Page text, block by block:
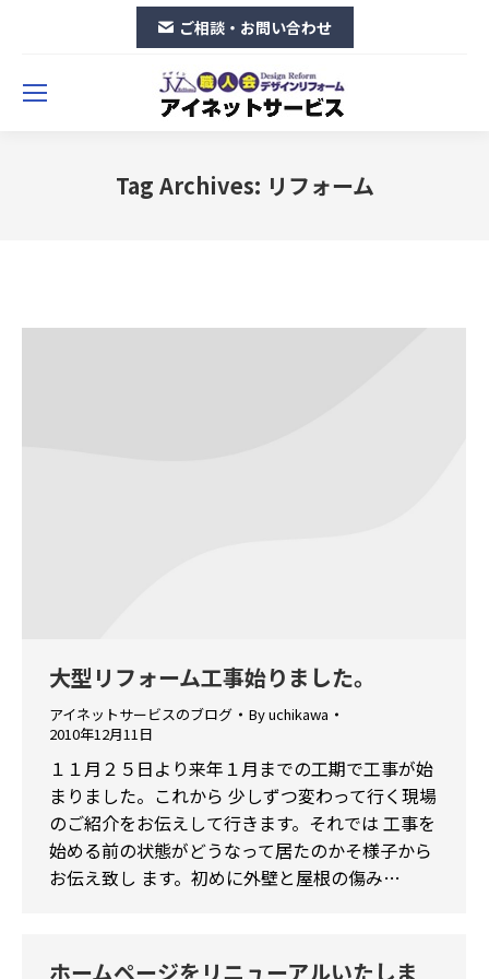
ご相談・お問い合わせ
Tag Archives: リフォーム
大型リフォーム工事始りました。
アイネットサービスのブログ Byuchikawa
2010年12月11日
１１月２５日より来年１月までの工期で工事が始
まりました。これから 少しずつ変わって行く現場
のご紹介をお伝えして行きます。それでは 工事を
始める前の状態がどうなって居たのかそ様子から
お伝え致し ます。初めに外壁と屋根の傷み…
ホームページをリニューアルいたしま